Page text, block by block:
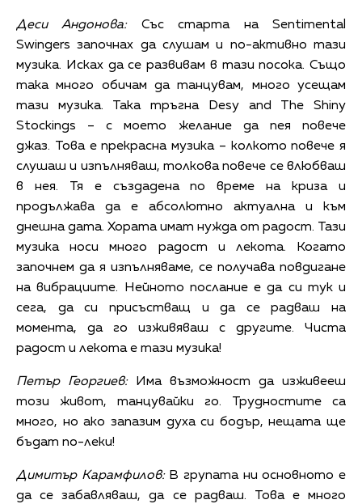
Деси Андонова:Със старта на Sentimental
Swingers започнах да слушам и по-активно тази
музика. Исках да се развивам в тази посока. Също
така много обичам да танцувам, много усещам
тази музика. Така тръгна Desy and The Shiny
Stockings – с моето желание да пея повече
джаз. Това е прекрасна музика – колкото повече я
слушаш и изпълняваш, толкова повече се влюбваш
в нея. Тя е създадена по време на криза и
продължава да е абсолютно актуална и към
днешна дата. Хората имат нужда от радост. Тази
музика носи много радост и лекота. Когато
започнем да я изпълняваме, се получава повдигане
на вибрациите. Нейното послание е да си тук и
сега, да си присъстващ и да се радваш на
момента, да го изживяваш с другите. Чиста
радост и лекота е тази музика!
Петър Георгиев:Има възможност да изживееш
този живот, танцувайки го. Трудностите са
много, но ако запазим духа си бодър, нещата ще
бъдат по-леки!
Димитър Карамфилов:В групата ни основното е
да се забавляваш, да се радваш. Това е много